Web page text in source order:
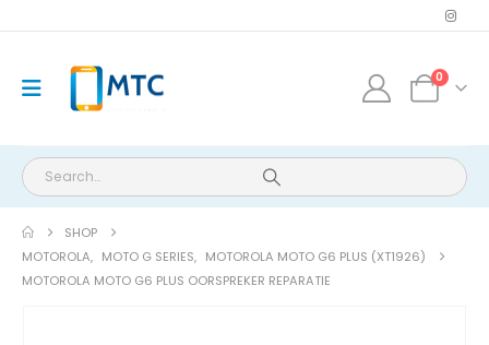
0
SHOP
MOTOROLA, MOTO G SERIES, MOTOROLA MOTO G6 PLUS (XT1926)
MOTOROLA MOTO G6 PLUS OORSPREKER REPARATIE